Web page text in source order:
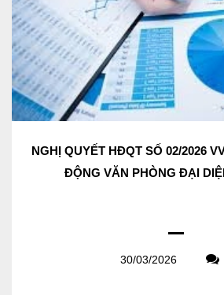
NGHỊ QUYẾT HĐQT SỐ 02/2026
ĐỘNG VĂN PHÒNG ĐẠI
30/03/2026